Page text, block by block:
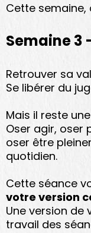
Cette semaine,
Semaine 3
Retrouver sa
Se libérer du
Mais il reste
Oser agir, oser
oser être
quotidien.
Cette séance
votre version
Une version
travail des